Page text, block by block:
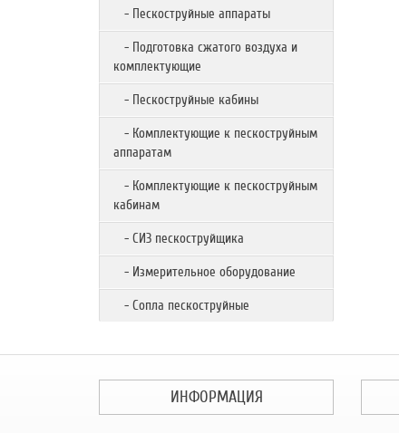
- Пескоструйные аппараты
- Подготовка сжатого воздуха и
комплектующие
- Пескоструйные кабины
- Комплектующие к пескоструйным
аппаратам
- Комплектующие к пескоструйным
кабинам
- СИЗ пескоструйщика
- Измерительное оборудование
- Сопла пескоструйные
ИНФОРМАЦИЯ